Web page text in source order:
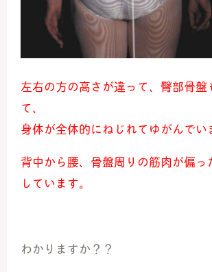
左右の方の高さが違って、臀部骨盤
て、
身体が全体的にねじれてゆがんでい
背中から腰、骨盤周りの筋肉が偏っ
しています。
わかりますか？？